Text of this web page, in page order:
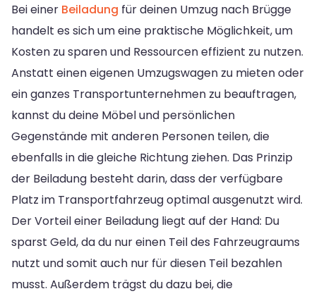
Bei einer Beiladung für deinen Umzug nach Brügge
handelt es sich um eine praktische Möglichkeit, um
Kosten zu sparen und Ressourcen effizient zu nutzen.
Anstatt einen eigenen Umzugswagen zu mieten oder
ein ganzes Transportunternehmen zu beauftragen,
kannst du deine Möbel und persönlichen
Gegenstände mit anderen Personen teilen, die
ebenfalls in die gleiche Richtung ziehen. Das Prinzip
der Beiladung besteht darin, dass der verfügbare
Platz im Transportfahrzeug optimal ausgenutzt wird.
Der Vorteil einer Beiladung liegt auf der Hand: Du
sparst Geld, da du nur einen Teil des Fahrzeugraums
nutzt und somit auch nur für diesen Teil bezahlen
musst. Außerdem trägst du dazu bei, die